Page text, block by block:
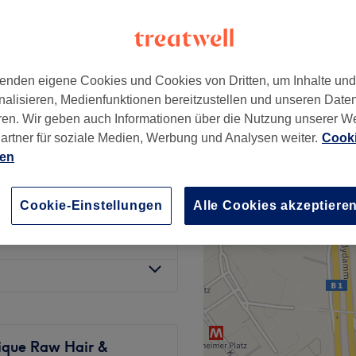
Heine-Allee, Düsseldorf
79 €
89 €
Pflege,
Schneiden,
ab 68 €
Raw Hair &
eigene Cookies und Cookies von Dritten, um Inhalte
Medienfunktionen bereitzustellen und unseren
Wir geben auch Informationen über die Nutzung unserer
für soziale Medien, Werbung und Analysen weiter.
Cookie-Einstellungen Alle Cookies akzeptieren